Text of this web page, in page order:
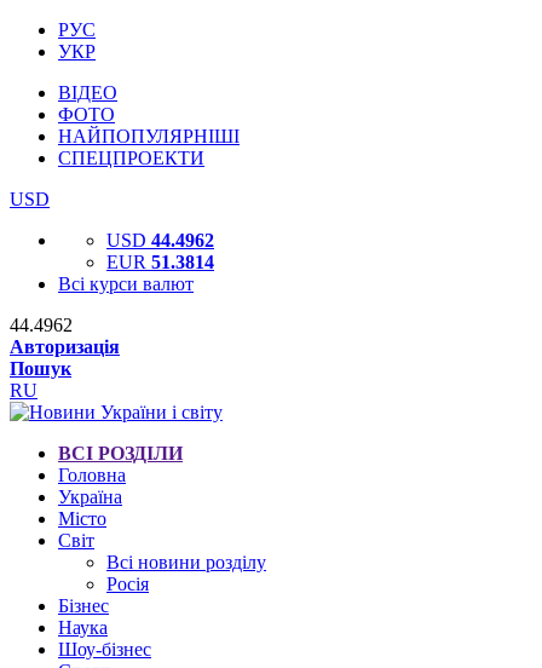
РУС
УКР
ВІДЕО
ФОТО
НАЙПОПУЛЯРНІШІ
СПЕЦПРОЕКТИ
USD
USD 44.4962
EUR 51.3814
Всі курси валют
44.4962
Авторизація
Пошук
RU
ВСІ РОЗДІЛИ
Головна
Україна
Місто
Світ
Всі новини розділу
Росія
Бізнес
Наука
Шоу-бізнес